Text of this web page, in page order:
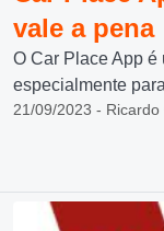
vale a pena
O Car Place App é
especialmente
21/09/2023 -